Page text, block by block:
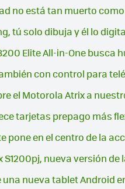
no está tan muerto
tú solo dibuja y él lo
Elite All-in-One busca
con control para
el Motorola Atrix a
tarjetas prepago más
pone en el centro de la
S1200pj, nueva versión
nueva tablet Android